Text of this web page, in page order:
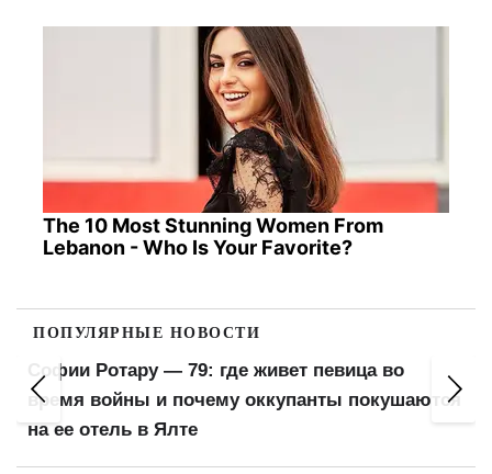
The 10 Most Stunning Women From
Lebanon - Who Is Your Favorite?
ПОПУЛЯРНЫЕ НОВОСТИ
Софии Ротару — 79: где живет певица во
время войны и почему оккупанты покушаются
на ее отель в Ялте